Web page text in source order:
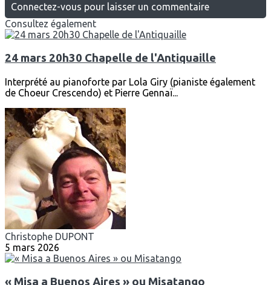
Connectez-vous pour laisser un commentaire
Consultez également
24 mars 20h30 Chapelle de l'Antiquaille
Interprété au pianoforte par Lola Giry (pianiste également
de Choeur Crescendo) et Pierre Gennaï...
Christophe DUPONT
5 mars 2026
« Misa a Buenos Aires » ou Misatango